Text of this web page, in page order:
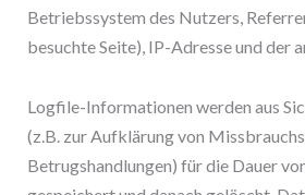
Betriebssystem des Nutzers,
besuchte Seite), IP-Adresse und der
Logfile-Informationen werden aus
(z.B. zur Aufklärung von
Betrugshandlungen) für die Dauer